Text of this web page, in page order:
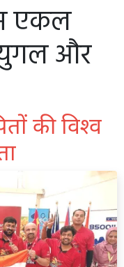
एकल
युगल और
की विश्व